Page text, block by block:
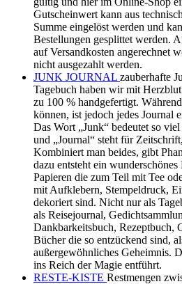
Gutscheinwert kann aus
Summe eingelöst werden und
Bestellungen gesplittet werden.
auf Versandkosten angerechnet
nicht ausgezahlt werden.
JUNK JOURNAL zauberhafte
Tagebuch haben wir mit
zu 100 % handgefertigt.
können, ist jedoch jedes Journal
Das Wort „Junk“ bedeutet so
und „Journal“ steht für
Kombiniert man beides, gibt
dazu entsteht ein
Papieren die zum Teil mit Tee
mit Aufklebern, Stempeldruck,
dekoriert sind. Nicht nur als
als Reisejournal,
Dankbarkeitsbuch,
Bücher die so entzückend sind,
außergewöhnliches Geheimnis.
ins Reich der Magie entführt.
RESTE-KISTE Restmengen